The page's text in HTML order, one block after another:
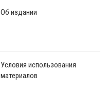
Об издании
Условия использования
материалов